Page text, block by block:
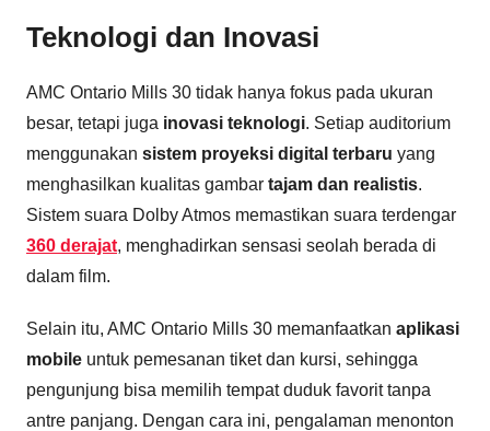
Teknologi dan Inovasi
AMC Ontario Mills 30 tidak hanya fokus pada ukuran
besar, tetapi juga inovasi teknologi. Setiap auditorium
menggunakan sistem proyeksi digital terbaru yang
menghasilkan kualitas gambar tajam dan realistis.
Sistem suara Dolby Atmos memastikan suara terdengar
360 derajat, menghadirkan sensasi seolah berada di
dalam film.
Selain itu, AMC Ontario Mills 30 memanfaatkan aplikasi
mobile untuk pemesanan tiket dan kursi, sehingga
pengunjung bisa memilih tempat duduk favorit tanpa
antre panjang. Dengan cara ini, pengalaman menonton